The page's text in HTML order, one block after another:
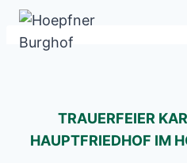
Skip
content
TRAUERFEIER
HAUPTFRIEDHOF IM